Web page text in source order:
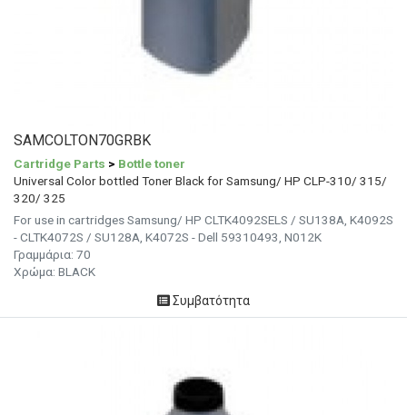
SAMCOLTON70GRBK
Cartridge Parts > Bottle toner
Universal Color bottled Toner Black for Samsung/ HP CLP-310/ 315/
320/ 325
For use in cartridges Samsung/ HP CLTK4092SELS / SU138A, K4092S
- CLTK4072S / SU128A, K4072S - Dell 59310493, N012K
Γραμμάρια: 70
Χρώμα: BLACK
Συμβατότητα